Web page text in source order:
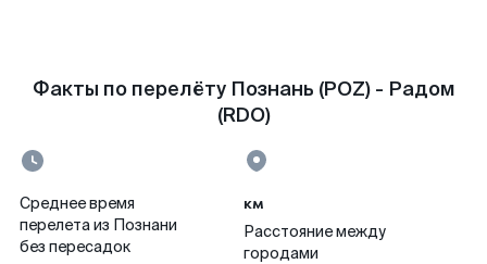
Факты по перелёту Познань (POZ) - Радом
(RDO)
Среднее время
перелета из Познани
без пересадок
км
Расстояние между
городами